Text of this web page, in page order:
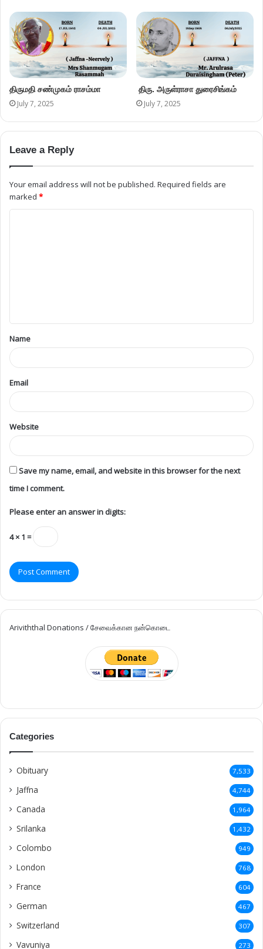
திருமதி சண்முகம் ராசம்மா
July 7, 2025
திரு. அருள்ராசா துரைசிங்கம்
July 7, 2025
Leave a Reply
Your email address will not be published. Required fields are
marked *
Name
Email
Website
Save my name, email, and website in this browser for the next
time I comment.
Please enter an answer in digits:
4 × 1 =
Ariviththal Donations / சேவைக்கான நன்கொடை
Categories
Obituary 7,533
Jaffna 4,744
Canada 1,964
Srilanka 1,432
Colombo 949
London 768
France 604
German 467
Switzerland 307
Vavuniya 273